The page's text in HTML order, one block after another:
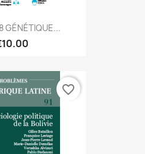
GÉNÉTIQUE...
favorite_border